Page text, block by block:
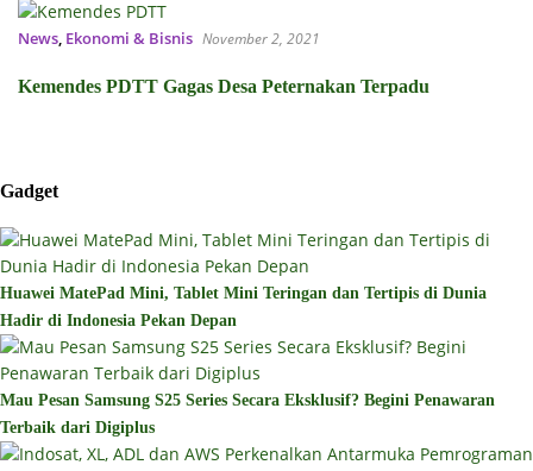
News, Ekonomi & Bisnis November 2, 2021
Kemendes PDTT Gagas Desa Peternakan Terpadu
Gadget
Huawei MatePad Mini, Tablet Mini Teringan dan Tertipis di Dunia
Hadir di Indonesia Pekan Depan
Mau Pesan Samsung S25 Series Secara Eksklusif? Begini Penawaran
Terbaik dari Digiplus